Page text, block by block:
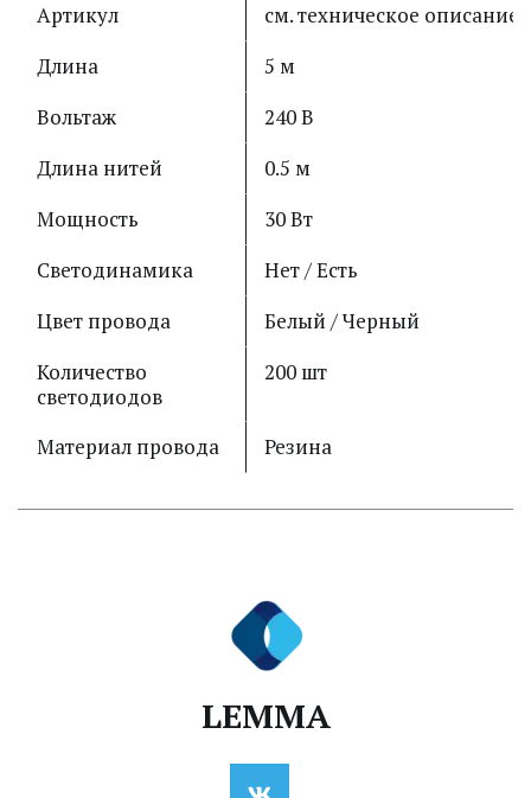
Артикул
см. техническое описание
Длина
5 м
Вольтаж
240 В
Длина нитей
0.5 м
Мощность
30 Вт
Светодинамика
Нет / Есть
Цвет провода
Белый / Черный
Количество
светодиодов
200 шт
Материал провода Резина
LEMMA